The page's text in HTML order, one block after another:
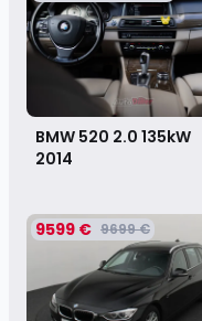
BMW 520 2.0 135kW
2014
9599 € 9699 €